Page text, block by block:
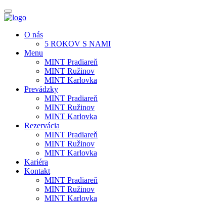
O nás
5 ROKOV S NAMI
Menu
MINT Pradiareň
MINT Ružinov
MINT Karlovka
Prevádzky
MINT Pradiareň
MINT Ružinov
MINT Karlovka
Rezervácia
MINT Pradiareň
MINT Ružinov
MINT Karlovka
Kariéra
Kontakt
MINT Pradiareň
MINT Ružinov
MINT Karlovka